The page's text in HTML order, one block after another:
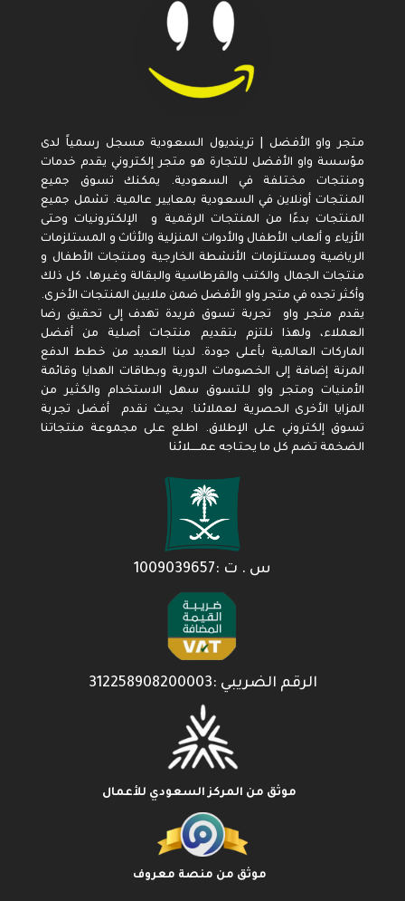
متجر واو الأفضل | ترينديول السعودية مسجل رسمياً لدى
مؤسسة واو الأفضل للتجارة هو متجر إلكتروني يقدم خدمات
ومنتجات مختلفة في السعودية. يمكنك تسوق جميع
المنتجات أونلاين في السعودية بمعايير عالمية. تشمل جميع
المنتجات بدءًا من المنتجات الرقمية و الإلكترونيات وحتى
الأزياء و ألعاب الأطفال والأدوات المنزلية والأثاث و المستلزمات
الرياضية ومستلزمات الأنشطة الخارجية ومنتجات الأطفال و
منتجات الجمال والكتب والقرطاسية والبقالة وغيرها، كل ذلك
وأكثر تجده في متجر واو الأفضل ضمن ملايين المنتجات الأخرى.
يقدم متجر واو تجربة تسوق فريدة تهدف إلى تحقيق رضا
العملاء، ولهذا نلتزم بتقديم منتجات أصلية من أفضل
الماركات العالمية بأعلى جودة. لدينا العديد من خطط الدفع
المرنة إضافة إلى الخصومات الدورية وبطاقات الهدايا وقائمة
الأمنيات ومتجر واو للتسوق سهل الاستخدام والكثير من
المزايا الأخرى الحصرية لعملائنا. بحيث نقدم أفضل تجربة
تسوق إلكتروني على الإطلاق. اطلع على مجموعة منتجاتنا
الضخمة تضم كل ما يحتـاجه عمـــــلائنا
س . ت :1009039657
الرقم الضريبي :312258908200003
موثق من المركز السعودي للأعمال
موثق من منصة معروف